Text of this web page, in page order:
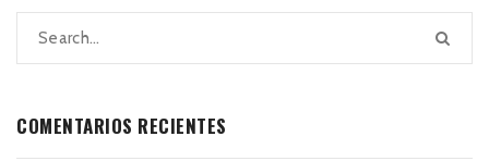
COMENTARIOS RECIENTES